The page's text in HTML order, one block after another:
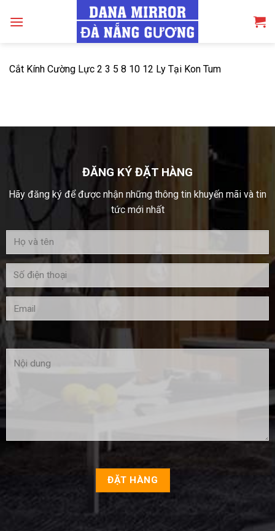
Cắt Kính Cường Lực 2 3 5 8 10 12 Ly Tại Kon Tum
ĐĂNG KÝ ĐẶT HÀNG
Hãy đăng ký để được nhận những thông tin khuyến mãi và tin
tức mới nhất